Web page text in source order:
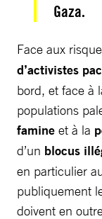
Gaza.
Face aux
d’activistes
bord, et face à
populations
famine et à la
d’un blocus
en particulier
publiquement
doivent en